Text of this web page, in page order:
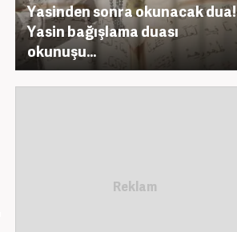
Yasinden sonra okunacak dua!
Yasin bağışlama duası
okunuşu...